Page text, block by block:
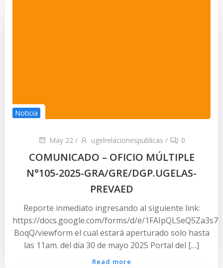
Noticia
May 22 / ugelrelacionespublicas / 0
COMUNICADO – OFICIO MÚLTIPLE
N°105-2025-GRA/GRE/DGP.UGELAS-
PREVAED
Reporte inmediato ingresando al siguiente link:
https://docs.google.com/forms/d/e/
BoqQ/viewform el cual estará aperturado solo hasta
las 11am. del dia 30 de mayo 2025 Portal del […]
Read more